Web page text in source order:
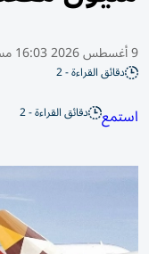
9 أغسطس 2026 16:03 مساء
دقائق القراءة - 2
استمع دقائق القراءة - 2